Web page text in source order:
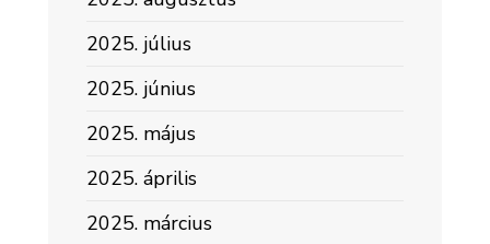
2025. július
2025. június
2025. május
2025. április
2025. március